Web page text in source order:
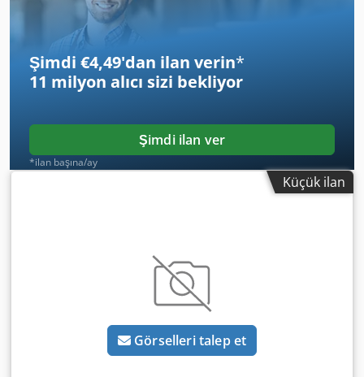
Şimdi €4,49'dan ilan verin*
11 milyon alıcı sizi bekliyor
Şimdi ilan ver
*ilan başına/ay
Küçük ilan
Görselleri talep et